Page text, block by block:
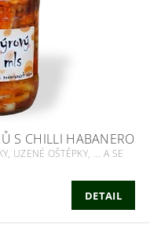
S CHILLI HABANERO
UZENÉ OŠTĚPKY, ... A SE
DETAIL